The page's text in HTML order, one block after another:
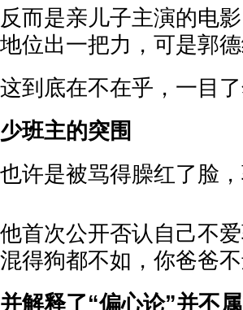
反而是亲儿子主演的电
地位出一把力，可是郭
这到底在不在乎，一目
少班主的突围
也许是被骂得臊红了脸
他首次公开否认自己不
混得狗都不如，你爸爸
并解释了“偏心论”并不